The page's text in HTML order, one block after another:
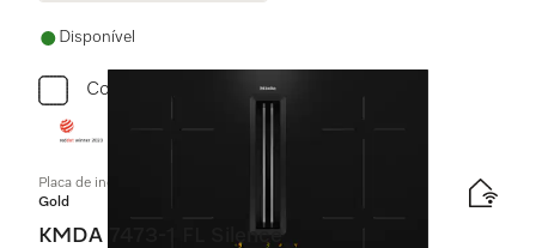
Disponível
Comparar
Placa de indução com exaustor integrado
Gold
KMDA 7473-1 FL Silence